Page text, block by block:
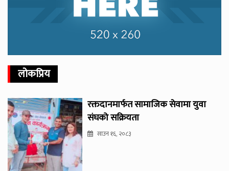
लोकप्रिय
रक्तदानमार्फत सामाजिक सेवामा युवा
संघको सक्रियता
साउन १६, २०८३